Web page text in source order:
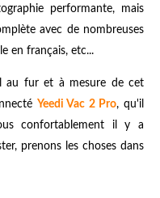
performante, mais
avec de nombreuses
en français, etc...
au fur et à mesure de cet
Yeedi Vac 2 Pro, qu'il
confortablement il y a
prenons les choses dans